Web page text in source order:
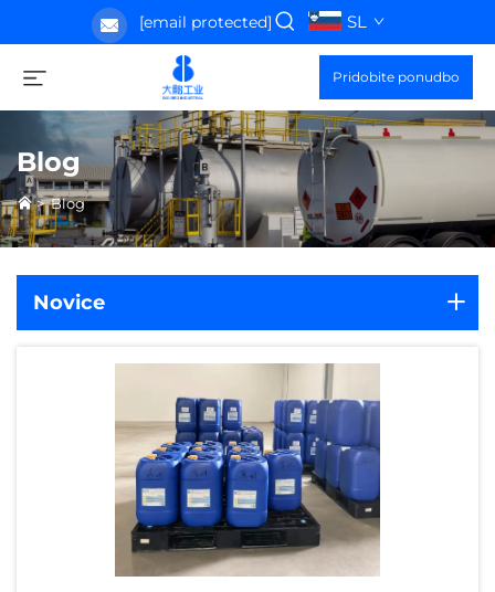
[email protected] SL
Pridobite ponudbo
Blog
>Blog
Novice